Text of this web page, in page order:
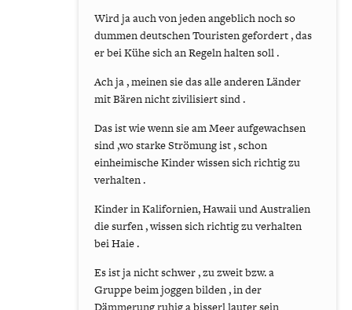
Wird ja auch von jeden angeblich noch so
dummen deutschen Touristen gefordert , das
er bei Kühe sich an Regeln halten soll .
Ach ja , meinen sie das alle anderen Länder
mit Bären nicht zivilisiert sind .
Das ist wie wenn sie am Meer aufgewachsen
sind ,wo starke Strömung ist , schon
einheimische Kinder wissen sich richtig zu
verhalten .
Kinder in Kalifornien, Hawaii und Australien
die surfen , wissen sich richtig zu verhalten
bei Haie .
Es ist ja nicht schwer , zu zweit bzw. a
Gruppe beim joggen bilden , in der
Dämmerung ruhig a bisserl lauter sein